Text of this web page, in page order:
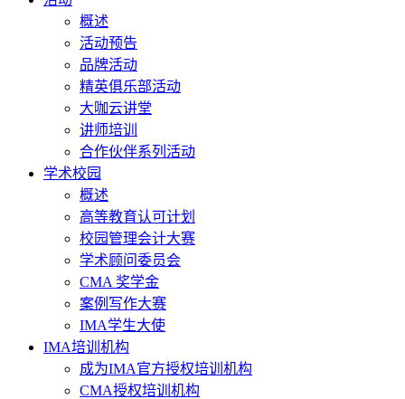
概述
活动预告
品牌活动
精英俱乐部活动
大咖云讲堂
讲师培训
合作伙伴系列活动
学术校园
概述
高等教育认可计划
校园管理会计大赛
学术顾问委员会
CMA 奖学金
案例写作大赛
IMA学生大使
IMA培训机构
成为IMA官方授权培训机构
CMA授权培训机构